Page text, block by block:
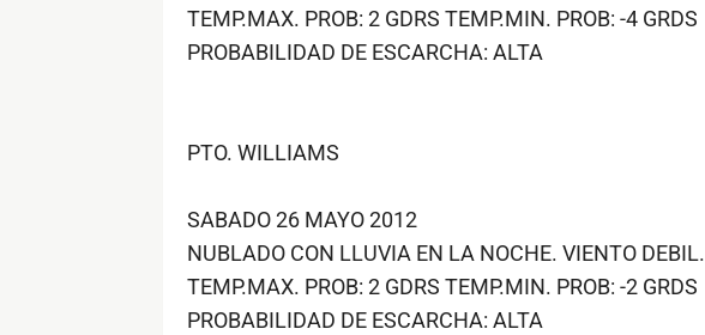
TEMP.MAX. PROB: 2 GDRS TEMP.MIN. PROB: -4 GRDS
PROBABILIDAD DE ESCARCHA: ALTA
PTO. WILLIAMS
SABADO 26 MAYO 2012
NUBLADO CON LLUVIA EN LA NOCHE. VIENTO DEBIL.
TEMP.MAX. PROB: 2 GDRS TEMP.MIN. PROB: -2 GRDS
PROBABILIDAD DE ESCARCHA: ALTA